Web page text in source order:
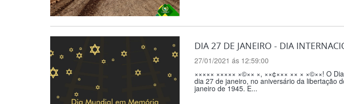
DIA 27 DE JANEIRO - DIA
27/01/2021 ás 12:59:00
××××× ××××× ×©×× ×, ××¢×××
dia 27 de janeiro, no aniversário da libertação
janeiro de 1945. E...